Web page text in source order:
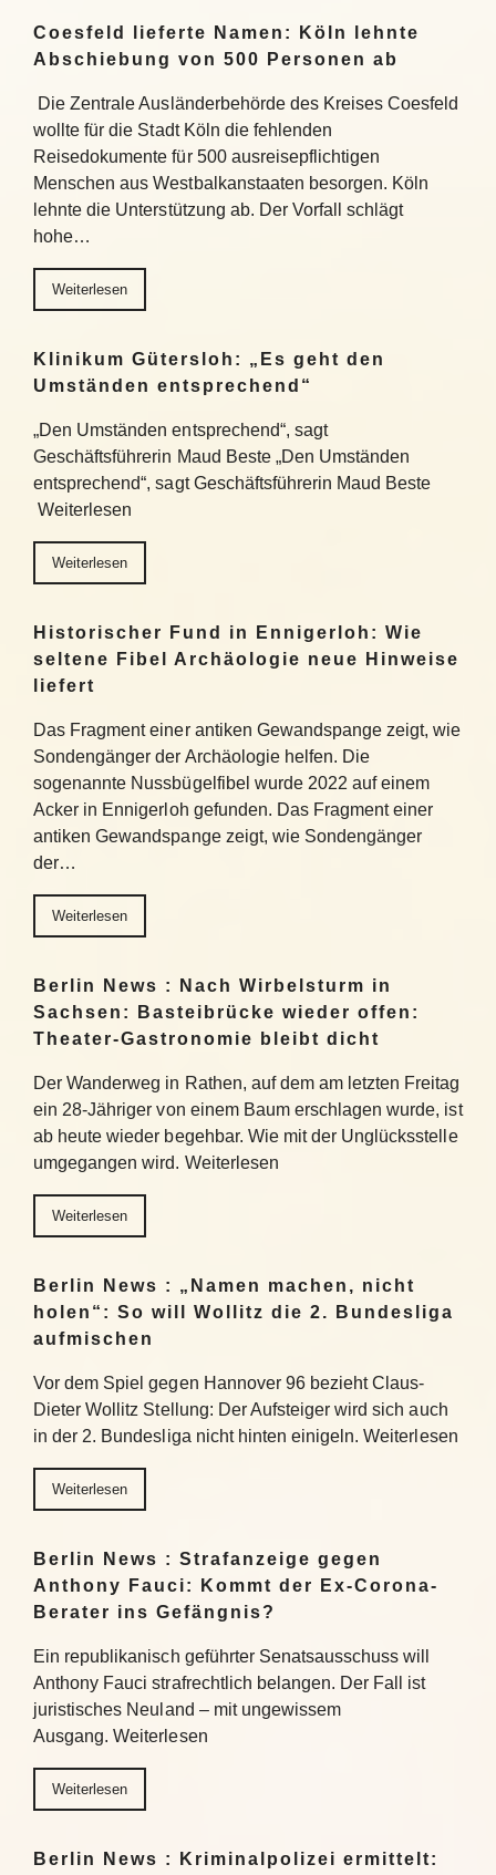
Coesfeld lieferte Namen: Köln lehnte
Abschiebung von 500 Personen ab
Die Zentrale Ausländerbehörde des Kreises Coesfeld
wollte für die Stadt Köln die fehlenden
Reisedokumente für 500 ausreisepflichtigen
Menschen aus Westbalkanstaaten besorgen. Köln
lehnte die Unterstützung ab. Der Vorfall schlägt
hohe…
Weiterlesen
Klinikum Gütersloh: „Es geht den
Umständen entsprechend“
„Den Umständen entsprechend“, sagt
Geschäftsführerin Maud Beste „Den Umständen
entsprechend“, sagt Geschäftsführerin Maud Beste
Weiterlesen
Weiterlesen
Historischer Fund in Ennigerloh: Wie
seltene Fibel Archäologie neue Hinweise
liefert
Das Fragment einer antiken Gewandspange zeigt, wie
Sondengänger der Archäologie helfen. Die
sogenannte Nussbügelfibel wurde 2022 auf einem
Acker in Ennigerloh gefunden. Das Fragment einer
antiken Gewandspange zeigt, wie Sondengänger
der…
Weiterlesen
Berlin News : Nach Wirbelsturm in
Sachsen: Basteibrücke wieder offen:
Theater-Gastronomie bleibt dicht
Der Wanderweg in Rathen, auf dem am letzten Freitag
ein 28-Jähriger von einem Baum erschlagen wurde, ist
ab heute wieder begehbar. Wie mit der Unglücksstelle
umgegangen wird. Weiterlesen
Weiterlesen
Berlin News : „Namen machen, nicht
holen“: So will Wollitz die 2. Bundesliga
aufmischen
Vor dem Spiel gegen Hannover 96 bezieht Claus-
Dieter Wollitz Stellung: Der Aufsteiger wird sich auch
in der 2. Bundesliga nicht hinten einigeln. Weiterlesen
Weiterlesen
Berlin News : Strafanzeige gegen
Anthony Fauci: Kommt der Ex-Corona-
Berater ins Gefängnis?
Ein republikanisch geführter Senatsausschuss will
Anthony Fauci strafrechtlich belangen. Der Fall ist
juristisches Neuland – mit ungewissem
Ausgang. Weiterlesen
Weiterlesen
Berlin News : Kriminalpolizei ermittelt: